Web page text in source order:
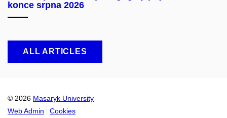
konce srpna 2026
ALL ARTICLES
© 2026 Masaryk University
Web Admin
Cookies